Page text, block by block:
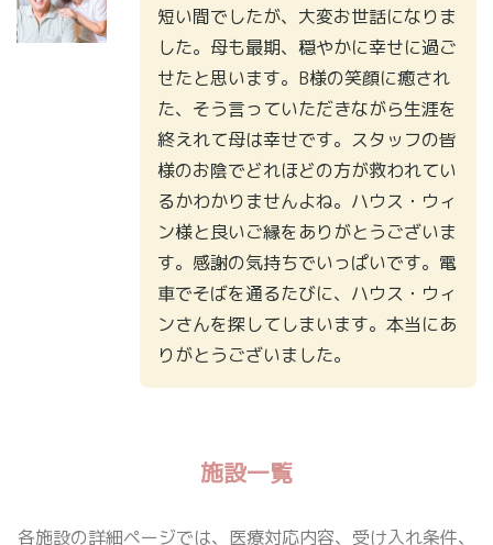
短い間でしたが、大変お世話になりま
した。母も最期、穏やかに幸せに過ご
せたと思います。B様の笑顔に癒され
た、そう言っていただきながら生涯を
終えれて母は幸せです。スタッフの皆
様のお陰でどれほどの方が救われてい
るかわかりませんよね。ハウス・ウィ
ン様と良いご縁をありがとうございま
す。感謝の気持ちでいっぱいです。電
車でそばを通るたびに、ハウス・ウィ
ンさんを探してしまいます。本当にあ
りがとうございました。
施設一覧
各施設の詳細ページでは、医療対応内容、受け入れ条件、